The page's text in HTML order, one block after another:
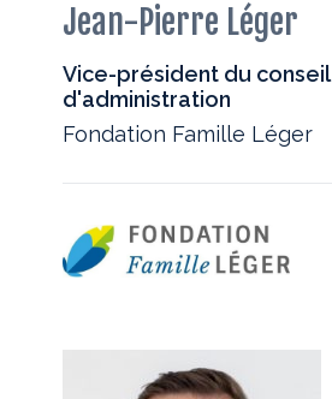
Jean-Pierre Léger
Vice-président du conseil
d'administration
Fondation Famille Léger